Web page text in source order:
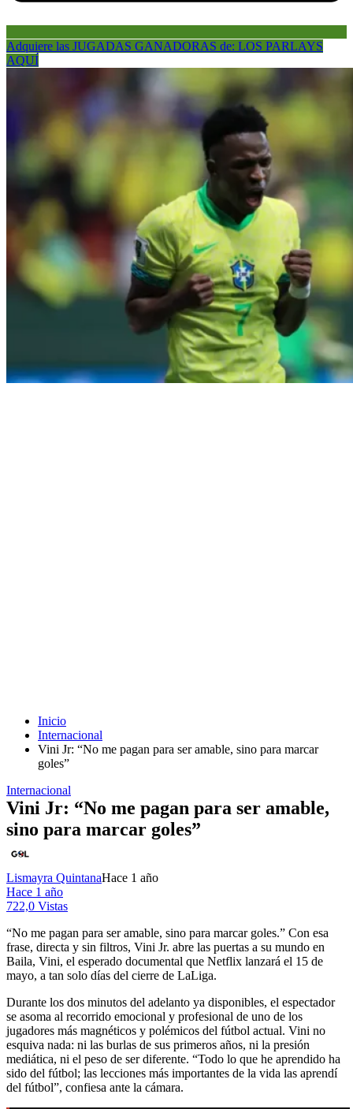
Adquiere las JUGADAS GANADORAS de: LOS PARLAYS
AQUÍ
Inicio
Internacional
Vini Jr: “No me pagan para ser amable, sino para marcar
goles”
Internacional
Vini Jr: “No me pagan para ser amable,
sino para marcar goles”
Lismayra QuintanaHace 1 año
Hace 1 año
722,0 Vistas
“No me pagan para ser amable, sino para marcar goles.” Con esa
frase, directa y sin filtros, Vini Jr. abre las puertas a su mundo en
Baila, Vini, el esperado documental que Netflix lanzará el 15 de
mayo, a tan solo días del cierre de LaLiga.
Durante los dos minutos del adelanto ya disponibles, el espectador
se asoma al recorrido emocional y profesional de uno de los
jugadores más magnéticos y polémicos del fútbol actual. Vini no
esquiva nada: ni las burlas de sus primeros años, ni la presión
mediática, ni el peso de ser diferente. “Todo lo que he aprendido ha
sido del fútbol; las lecciones más importantes de la vida las aprendí
del fútbol”, confiesa ante la cámara.